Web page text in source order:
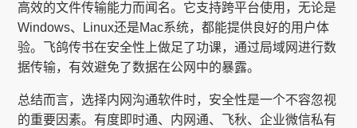
高效的文件传输能力而闻名。它支持跨平台使用，无论是
Windows、Linux还是Mac系统，都能提供良好的用户体
验。飞鸽传书在安全性上做足了功课，通过局域网进行数
据传输，有效避免了数据在公网中的暴露。
总结而言，选择内网沟通软件时，安全性是一个不容忽视
的重要因素。有度即时通、内网通、飞秋、企业微信私有